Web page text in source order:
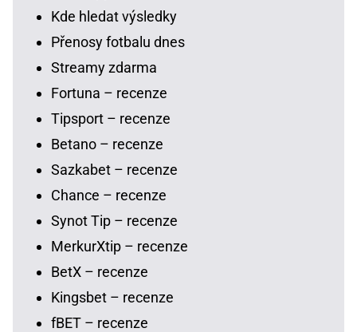
Kde hledat výsledky
Přenosy fotbalu dnes
Streamy zdarma
Fortuna – recenze
Tipsport – recenze
Betano – recenze
Sazkabet – recenze
Chance – recenze
Synot Tip – recenze
MerkurXtip – recenze
BetX – recenze
Kingsbet – recenze
fBET – recenze